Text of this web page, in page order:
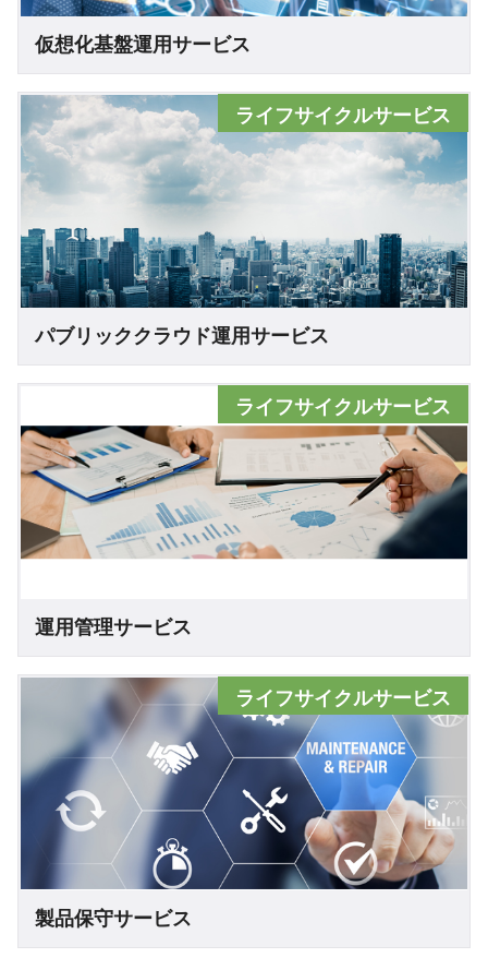
仮想化基盤運用サービス
ライフサイクルサービス
パブリッククラウド運用サービス
ライフサイクルサービス
運用管理サービス
ライフサイクルサービス
製品保守サービス